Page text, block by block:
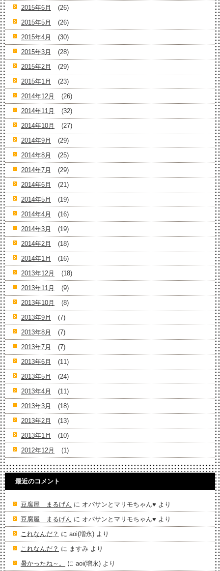
2015年6月
(26)
2015年5月
(26)
2015年4月
(30)
2015年3月
(28)
2015年2月
(29)
2015年1月
(23)
2014年12月
(26)
2014年11月
(32)
2014年10月
(27)
2014年9月
(29)
2014年8月
(25)
2014年7月
(29)
2014年6月
(21)
2014年5月
(19)
2014年4月
(16)
2014年3月
(19)
2014年2月
(18)
2014年1月
(16)
2013年12月
(18)
2013年11月
(9)
2013年10月
(8)
2013年9月
(7)
2013年8月
(7)
2013年7月
(7)
2013年6月
(11)
2013年5月
(24)
2013年4月
(11)
2013年3月
(18)
2013年2月
(13)
2013年1月
(10)
2012年12月
(1)
最近のコメント
豆腐屋 まるげん に オバサンとマリモちゃん♥️ より
豆腐屋 まるげん に オバサンとマリモちゃん♥️ より
これなんだ？ に aoi(増永) より
これなんだ？ に ますみ より
暑かったね～。
に aoi(増永) より